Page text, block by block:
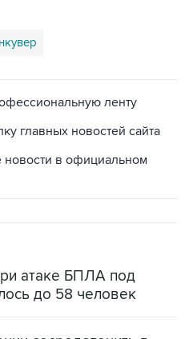
главных новостей сайта
новости в официальном
атаке БПЛА под
сосредоточить в